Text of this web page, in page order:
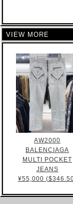
VIEW MORE
AW2000
BALENCIAGA
MULTI POCKET
JEANS
¥55,000